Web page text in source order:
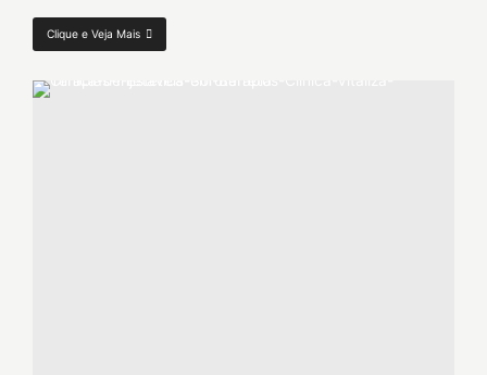
Clique e Veja Mais